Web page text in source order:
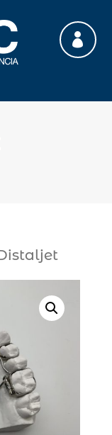
